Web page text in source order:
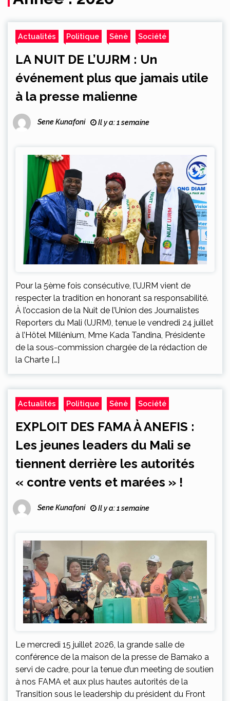
Actualités Politique Sènè Société
LA NUIT DE L’UJRM : Un
événement plus que jamais utile
à la presse malienne
Sene Kunafoni Il y a: 1 semaine
Pour la 5ème fois consécutive, l’UJRM vient de
respecter la tradition en honorant sa responsabilité.
À l’occasion de la Nuit de l’Union des Journalistes
Reporters du Mali (UJRM), tenue le vendredi 24 juillet
à l’Hôtel Millénium, Mme Kada Tandina, Présidente
de la sous-commission chargée de la rédaction de
la Charte […]
Actualités Politique Sènè Société
EXPLOIT DES FAMA À ANEFIS :
Les jeunes leaders du Mali se
tiennent derrière les autorités
« contre vents et marées » !
Sene Kunafoni Il y a: 1 semaine
Le mercredi 15 juillet 2026, la grande salle de
conférence de la maison de la presse de Bamako a
servi de cadre, pour la tenue d’un meeting de soutien
à nos FAMA et aux plus hautes autorités de la
Transition sous le leadership du président du Front